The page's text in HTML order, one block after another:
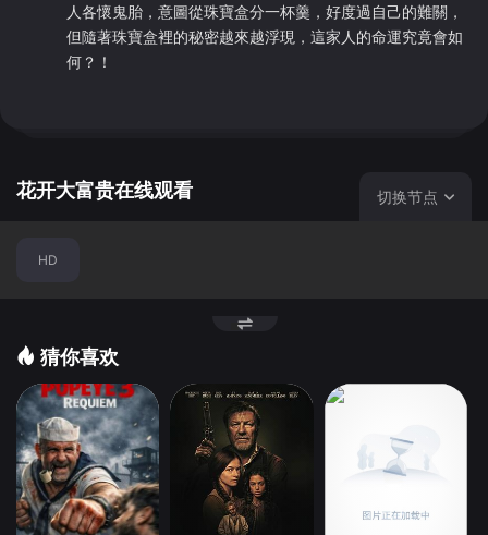
人各懷鬼胎，意圖從珠寶盒分一杯羹，好度過自己的難關，
但隨著珠寶盒裡的秘密越來越浮現，這家人的命運究竟會如
何？！
花开大富贵在线观看 切换节点
HD
猜你喜欢